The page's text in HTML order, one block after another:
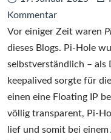
Kommentarzu
Dockerized
Pi-
Hole
mit
keepalived
und
Vor einiger Zeit waren
dieses Blogs. Pi-Hole
selbstverständlich – als
keepalived sorgte für
einen eine Floating IP
völlig transparent, Pi-
lief und somit bei